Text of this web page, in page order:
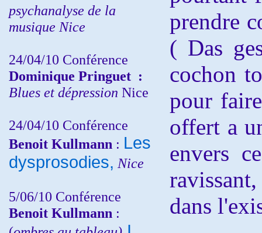
psychanalyse de la
musique Nice
24/04/10 Conférence
Dominique Pringuet :
Blues et dépression Nice
24/04/10 Conférence
Benoit Kullmann : Les
dysprosodies, Nice
5/06/10 Conférence
Benoit Kullmann :
prendre
( Das
cochon
pour
offert a
envers
dans